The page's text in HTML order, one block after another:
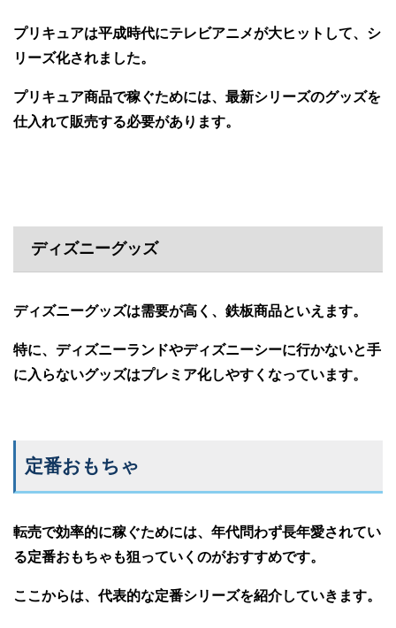
プリキュアは平成時代にテレビアニメが大ヒットして、シ
リーズ化されました。
プリキュア商品で稼ぐためには、最新シリーズのグッズを
仕入れて販売する必要があります。
ディズニーグッズ
ディズニーグッズは需要が高く、鉄板商品といえます。
特に、ディズニーランドやディズニーシーに行かないと手
に入らないグッズはプレミア化しやすくなっています。
定番おもちゃ
転売で効率的に稼ぐためには、年代問わず長年愛されてい
る定番おもちゃも狙っていくのがおすすめです。
ここからは、代表的な定番シリーズを紹介していきます。